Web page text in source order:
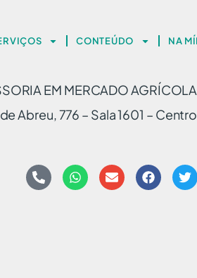
CONTEÚDO NA
EM MERCADO
Abreu, 776 – Sala 1601 –